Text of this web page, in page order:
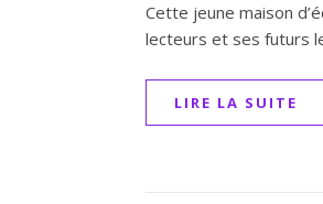
Cette jeune maison
lecteurs et ses futurs
LIRE LA SUITE